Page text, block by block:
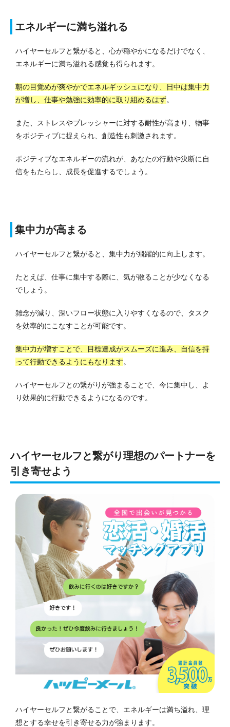
エネルギーに満ち溢れる
ハイヤーセルフと繋がると、心が穏やかになるだけでなく、
エネルギーに満ち溢れる感覚も得られます。
朝の目覚めが爽やかでエネルギッシュになり、日中は集中力
が増し、仕事や勉強に効率的に取り組めるはず。
また、ストレスやプレッシャーに対する耐性が高まり、物事
をポジティブに捉えられ、創造性も刺激されます。
ポジティブなエネルギーの流れが、あなたの行動や決断に自
信をもたらし、成長を促進するでしょう。
集中力が高まる
ハイヤーセルフと繋がると、集中力が飛躍的に向上します。
たとえば、仕事に集中する際に、気が散ることが少なくなる
でしょう。
雑念が減り、深いフロー状態に入りやすくなるので、タスク
を効率的にこなすことが可能です。
集中力が増すことで、目標達成がスムーズに進み、自信を持
って行動できるようにもなります。
ハイヤーセルフとの繋がりが強まることで、今に集中し、よ
り効果的に行動できるようになるのです。
ハイヤーセルフと繋がり理想のパートナーを
引き寄せよう
ハイヤーセルフと繋がることで、エネルギーは満ち溢れ、理
想とする幸せを引き寄せる力が強まります。